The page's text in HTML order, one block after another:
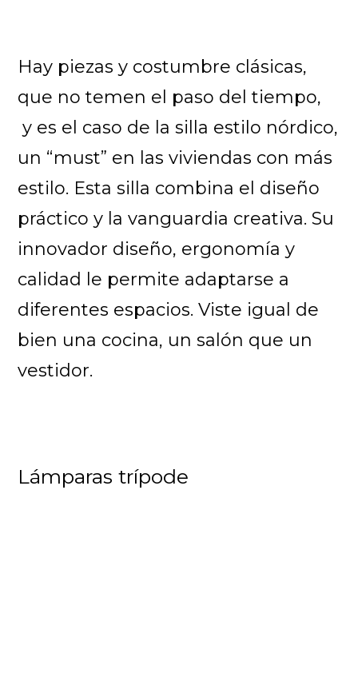
Hay piezas y costumbre clásicas,
que no temen el paso del tiempo,
y es el caso de la silla estilo nórdico,
un “must” en las viviendas con más
estilo. Esta silla combina el diseño
práctico y la vanguardia creativa. Su
innovador diseño, ergonomía y
calidad le permite adaptarse a
diferentes espacios. Viste igual de
bien una cocina, un salón que un
vestidor.
Lámparas trípode